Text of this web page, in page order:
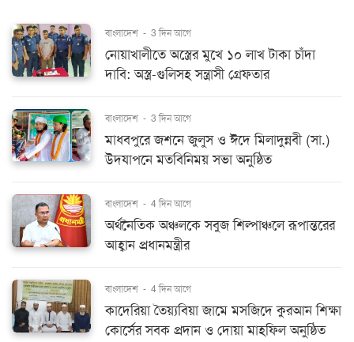
বাংলাদেশ - 3 দিন আগে
নোয়াখালীতে অস্ত্রের মুখে ১০ লাখ টাকা চাঁদা
দাবি: অস্ত্র-গুলিসহ সন্ত্রাসী গ্রেফতার
বাংলাদেশ - 3 দিন আগে
মাধবপুরে জশনে জুলুস ও ঈদে মিলাদুন্নবী (সা.)
উদযাপনে মতবিনিময় সভা অনুষ্ঠিত
বাংলাদেশ - 4 দিন আগে
অর্থনৈতিক অঞ্চলকে সবুজ শিল্পাঞ্চলে রূপান্তরের
আহ্বান প্রধানমন্ত্রীর
বাংলাদেশ - 4 দিন আগে
কাদেরিয়া তৈয়্যবিয়া জামে মসজিদে কুরআন শিক্ষা
কোর্সের সবক প্রদান ও দোয়া মাহফিল অনুষ্ঠিত